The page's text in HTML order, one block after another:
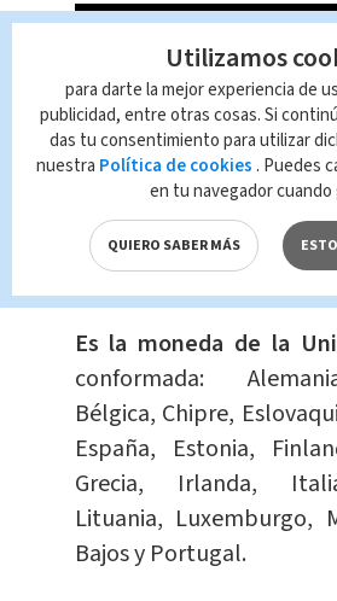
¿Qué es el euro?
Es la moneda de la
conformada:
Bélgica, Chipre,
España, Estonia,
Grecia, Irlanda,
Lituania, Luxemburgo,
Bajos y Portugal.
Utilizamos
para darte la mejor experiencia de
publicidad, entre otras cosas. Si
das tu consentimiento para utilizar
nuestra Política de cookies . Puedes
en tu navegador
QUIERO SABER MÁS